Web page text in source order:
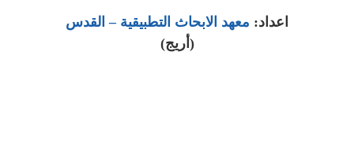
اعداد: معهد الابحاث التطبيقية – القدس
(أريج)